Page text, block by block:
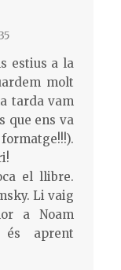
estius a la
molt
tarda vam
que ens va
el llibre.
Li vaig
a Noam
aprent